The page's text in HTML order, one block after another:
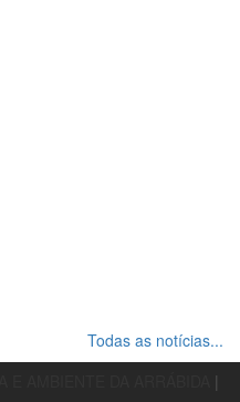
Todas as notícias...
|